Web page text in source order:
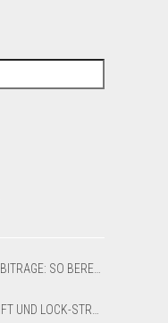
RENDITEN AUS FUNDING-RATE-ARBITRAGE: SO BERECHNEN SIE NETTO-APR UND BREAK-EVEN
OPTIMIERUNG VON PHANTOM DRIFT UND LOCK-STRATEGIEN IM SHARPTRADER OPTIMIZER